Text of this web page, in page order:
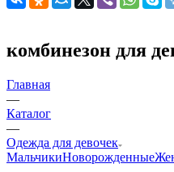
комбинезон для
Главная
—
Каталог
—
Одежда для девочек
МальчикиНоворожденные